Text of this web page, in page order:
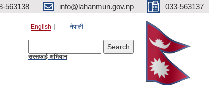
563138 info@lahanmun.gov.np 033-563137
English नेपाली
सरसफाई अभियान